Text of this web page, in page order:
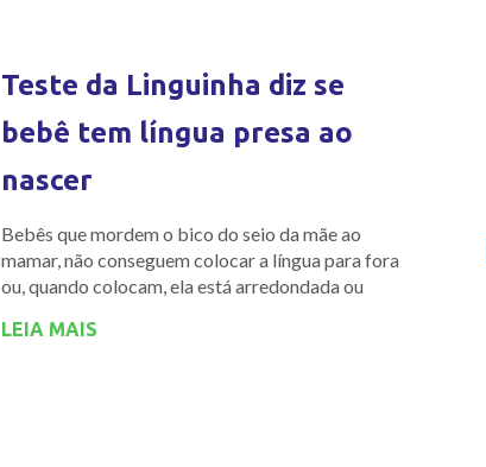
Teste da Linguinha diz se
bebê tem língua presa ao
nascer
Bebês que mordem o bico do seio da mãe ao
mamar, não conseguem colocar a língua para fora
ou, quando colocam, ela está arredondada ou
LEIA MAIS